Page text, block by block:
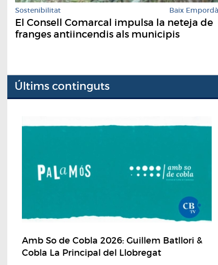
Sostenibilitat Baix Empordà
El Consell Comarcal impulsa la neteja de
franges antiincendis als municipis
Últims continguts
Amb So de Cobla 2026: Guillem Batllori &
Cobla La Principal del Llobregat